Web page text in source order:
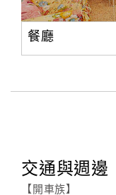
餐廳
交通與週邊
【開車族】